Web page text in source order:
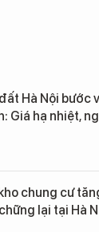
Hà Nội bước
Giá hạ nhiệt,
chung cư
lại tại Hà